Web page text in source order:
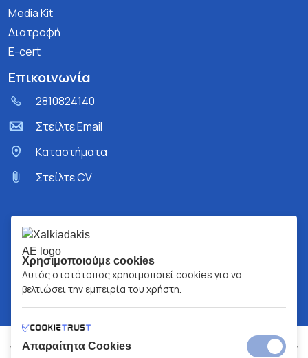
Media Kit
Διατροφή
E-cert
Επικοινωνία
2810824140
Στείλτε Email
Kαταστήματα
Στείλτε CV
Χρησιμοποιούμε cookies
Αυτός ο ιστότοπος χρησιμοποιεί cookies για να
βελτιώσει την εμπειρία του χρήστη.
Απαραίτητα Cookies